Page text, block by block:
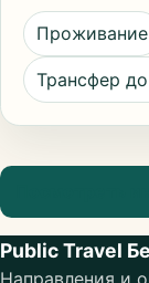
Проживание
Трансфер
Public Travel